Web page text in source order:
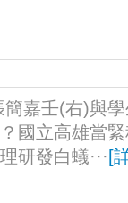
嘉壬(右)與
國立高雄當
研發白蟻··· [